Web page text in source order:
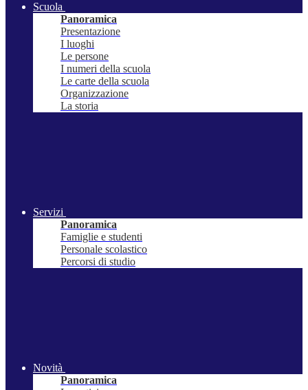
Scuola
Panoramica
Presentazione
I luoghi
Le persone
I numeri della scuola
Le carte della scuola
Organizzazione
La storia
Servizi
Panoramica
Famiglie e studenti
Personale scolastico
Percorsi di studio
Novità
Panoramica